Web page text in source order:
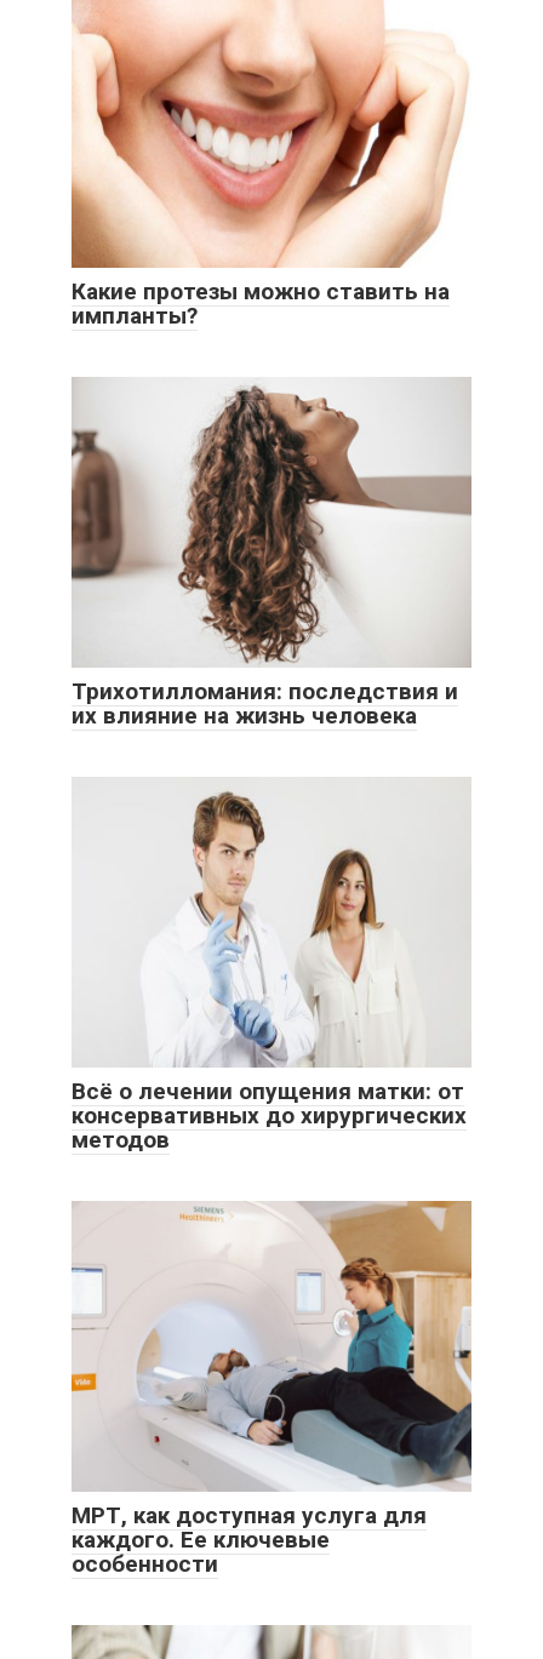
Какие протезы можно ставить на
импланты?
Трихотилломания: последствия и
их влияние на жизнь человека
Всё о лечении опущения матки: от
консервативных до хирургических
методов
МРТ, как доступная услуга для
каждого. Ее ключевые
особенности